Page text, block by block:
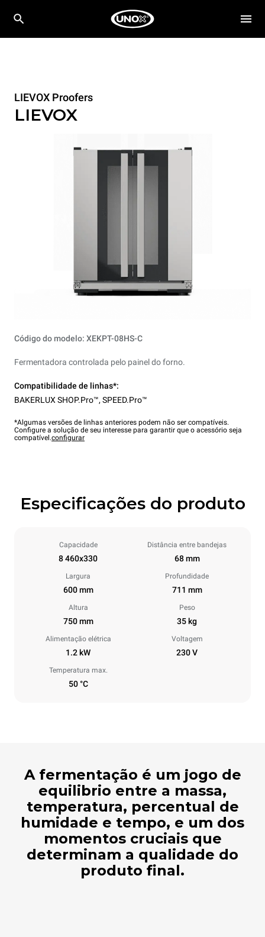
LIEVOX Proofers
LIEVOX
Código do modelo: XEKPT-08HS-C
Fermentadora controlada pelo painel do forno.
Compatibilidade de linhas*:
BAKERLUX SHOP.Pro™, SPEED.Pro™
*Algumas versões de linhas anteriores podem não ser compatíveis.
Configure a solução de seu interesse para garantir que o acessório seja
compatível.configurar
Especificações do produto
Capacidade
8 460x330
Distância entre bandejas
68 mm
Largura
600 mm
Profundidade
711 mm
Altura
750 mm
Peso
35 kg
Alimentação elétrica
1.2 kW
Voltagem
230 V
Temperatura max.
50 °C
A fermentação é um jogo de
equilibrio entre a massa,
temperatura, percentual de
humidade e tempo, e um dos
momentos cruciais que
determinam a qualidade do
produto final.